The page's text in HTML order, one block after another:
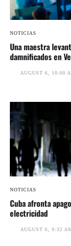
NOTICIAS
Una maestra
damnificados en
AUGUST 6, 10:00
NOTICIAS
Cuba afronta
electricidad
AUGUST 6, 9:32